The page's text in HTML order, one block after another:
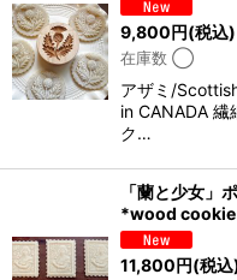
9,800円(税込)
在庫数 ◯
アザミ/
in CANADA 繊
ク…
「蘭と少女」
*wood cookie
11,800円(税込